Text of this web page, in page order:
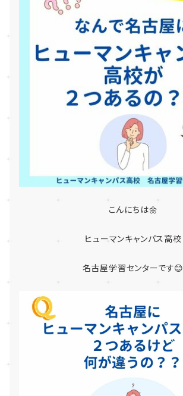
こんにちは🌼
ヒューマンキャンパス高校
名古屋学習センターです😊